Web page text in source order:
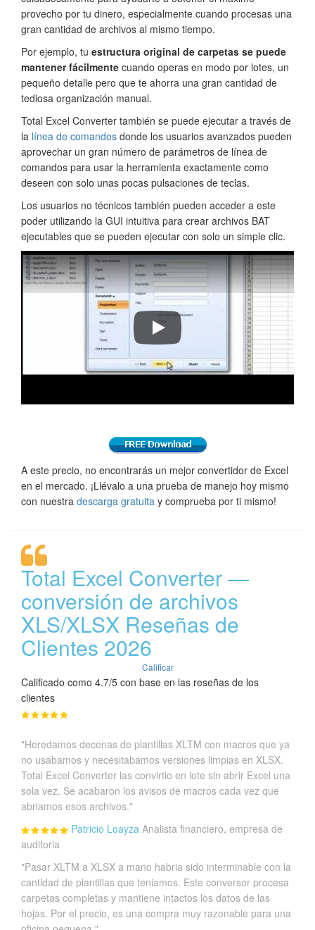
provecho por tu dinero, especialmente cuando procesas una
gran cantidad de archivos al mismo tiempo.
Por ejemplo, tu estructura original de carpetas se puede
mantener fácilmente cuando operas en modo por lotes, un
pequeño detalle pero que te ahorra una gran cantidad de
tediosa organización manual.
Total Excel Converter también se puede ejecutar a través de
la línea de comandos donde los usuarios avanzados pueden
aprovechar un gran número de parámetros de línea de
comandos para usar la herramienta exactamente como
deseen con solo unas pocas pulsaciones de teclas.
Los usuarios no técnicos también pueden acceder a este
poder utilizando la GUI intuitiva para crear archivos BAT
ejecutables que se pueden ejecutar con solo un simple clic.
Recorrido de Total Excel Converter
A este precio, no encontrarás un mejor convertidor de Excel
en el mercado. ¡Llévalo a una prueba de manejo hoy mismo
con nuestra descarga gratuita y comprueba por ti mismo!
Total Excel Converter —
conversión de archivos
XLS/XLSX Reseñas de
Clientes 2026
Calificar
Calificado como 4.7/5 con base en las reseñas de los
clientes
"Heredamos decenas de plantillas XLTM con macros que ya
no usabamos y necesitabamos versiones limpias en XLSX.
Total Excel Converter las convirtio en lote sin abrir Excel una
sola vez. Se acabaron los avisos de macros cada vez que
abriamos esos archivos."
Patricio Loayza Analista financiero, empresa de
auditoria
"Pasar XLTM a XLSX a mano habria sido interminable con la
cantidad de plantillas que teniamos. Este conversor procesa
carpetas completas y mantiene intactos los datos de las
hojas. Por el precio, es una compra muy razonable para una